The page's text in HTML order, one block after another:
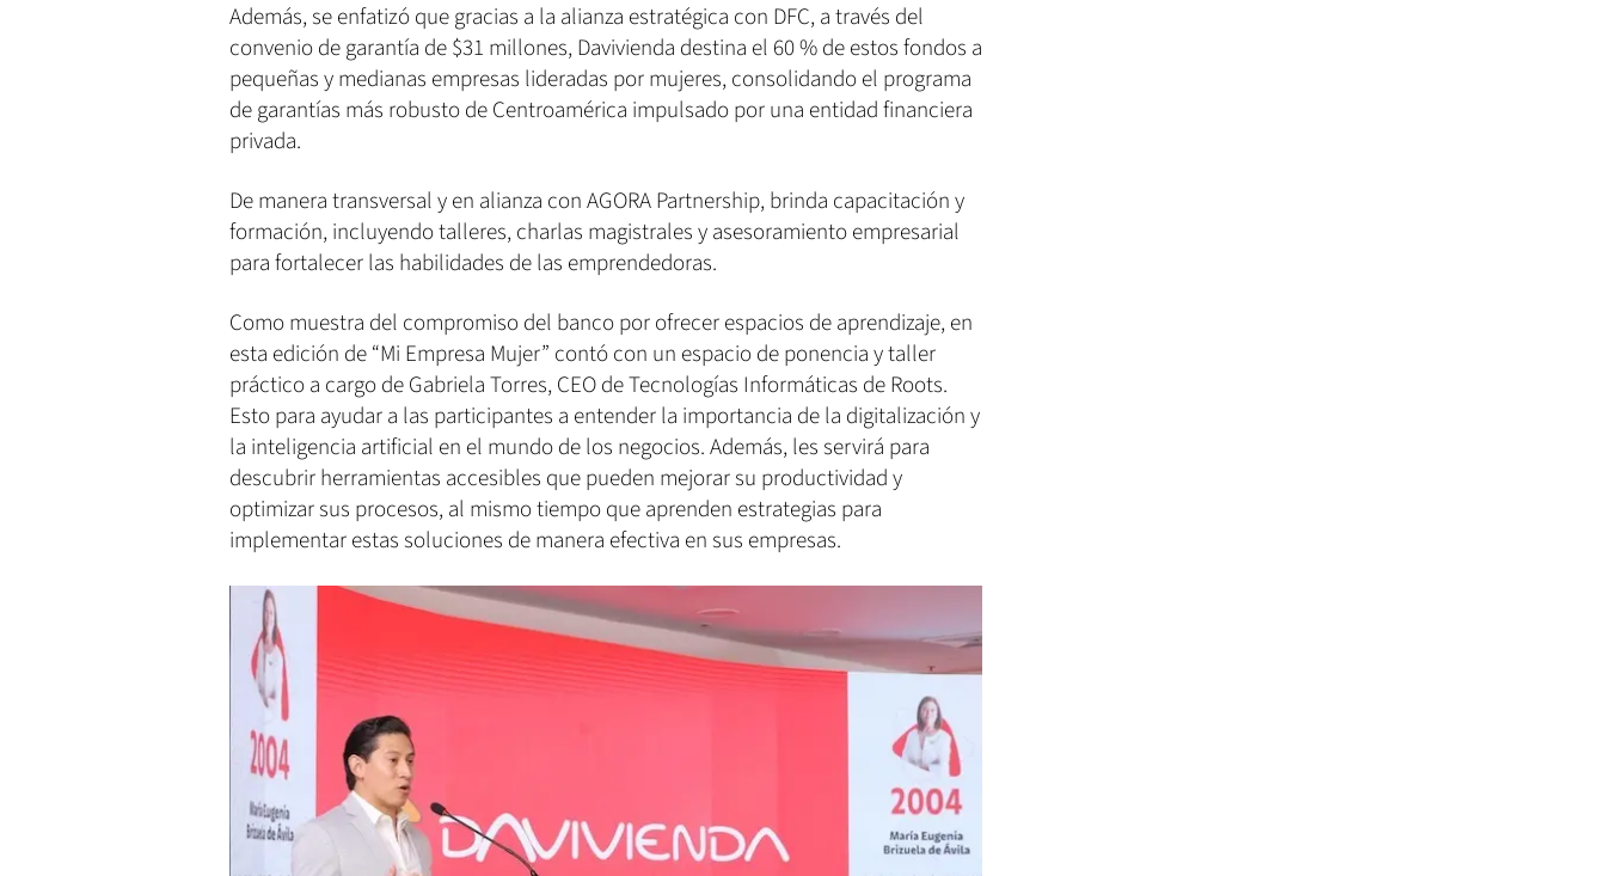
Además, se enfatizó que gracias a la alianza estratégica con DFC, a través del
convenio de garantía de $31 millones, Davivienda destina el 60 % de estos fondos a
pequeñas y medianas empresas lideradas por mujeres, consolidando el programa
de garantías más robusto de Centroamérica impulsado por una entidad financiera
privada.
De manera transversal y en alianza con AGORA Partnership, brinda capacitación y
formación, incluyendo talleres, charlas magistrales y asesoramiento empresarial
para fortalecer las habilidades de las emprendedoras.
Como muestra del compromiso del banco por ofrecer espacios de aprendizaje, en
esta edición de “Mi Empresa Mujer” contó con un espacio de ponencia y taller
práctico a cargo de Gabriela Torres, CEO de Tecnologías Informáticas de Roots.
Esto para ayudar a las participantes a entender la importancia de la digitalización y
la inteligencia artificial en el mundo de los negocios. Además, les servirá para
descubrir herramientas accesibles que pueden mejorar su productividad y
optimizar sus procesos, al mismo tiempo que aprenden estrategias para
implementar estas soluciones de manera efectiva en sus empresas.